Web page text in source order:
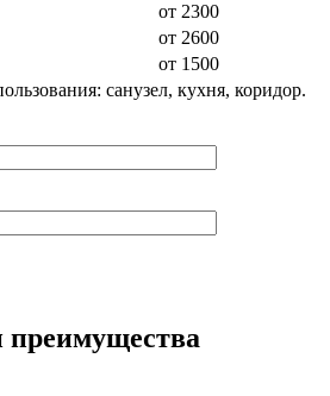
от 2300
от 2600
от 1500
санузел, кухня, коридор.